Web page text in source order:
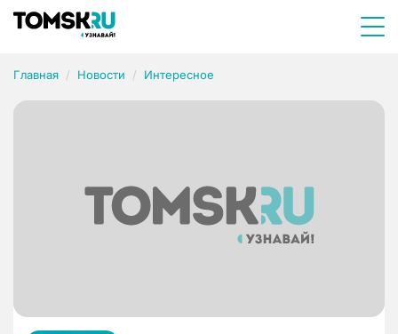
Главная Новости Интересное